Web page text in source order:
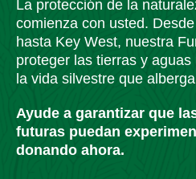
La protección de la
comienza con usted.
hasta Key West, nuestra
proteger las tierras y
la vida silvestre que
Ayude a garantizar que
futuras puedan
donando ahora.